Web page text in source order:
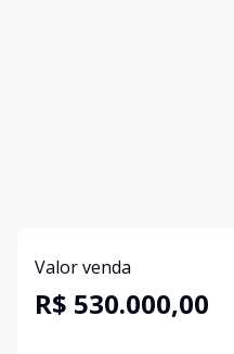
Valor venda
R$ 530.000,00